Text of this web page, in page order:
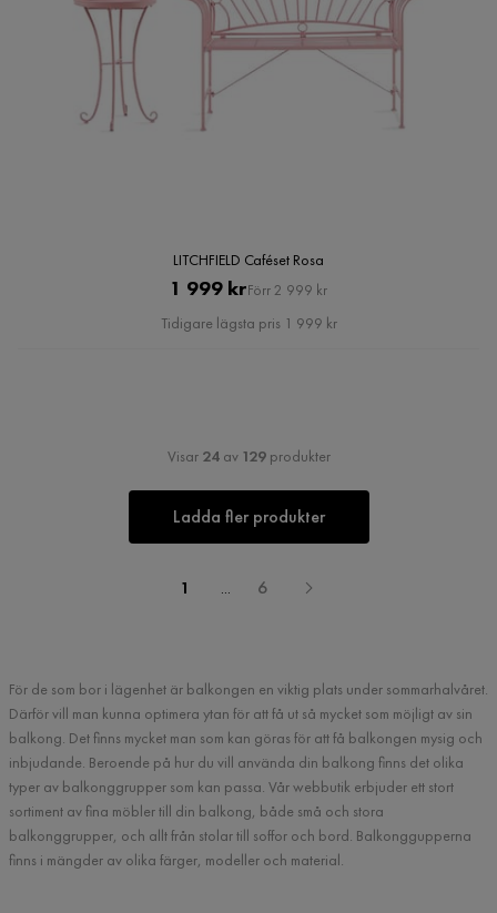
LITCHFIELD Caféset Rosa
Pris
1 999 krOriginal
Pris
Förr 2 999 kr
Tidigare lägsta pris 1 999 kr
Visar 24av 129produkter
Ladda fler produkter
1 ... 6
För de som bor i lägenhet är balkongen en viktig plats under sommarhalvåret.
Därför vill man kunna optimera ytan för att få ut så mycket som möjligt av sin
balkong. Det finns mycket man som kan göras för att få balkongen mysig och
inbjudande. Beroende på hur du vill använda din balkong finns det olika
typer av balkonggrupper som kan passa. Vår webbutik erbjuder ett stort
sortiment av fina möbler till din balkong, både små och stora
balkonggrupper, och allt från stolar till soffor och bord. Balkonggupperna
finns i mängder av olika färger, modeller och material.